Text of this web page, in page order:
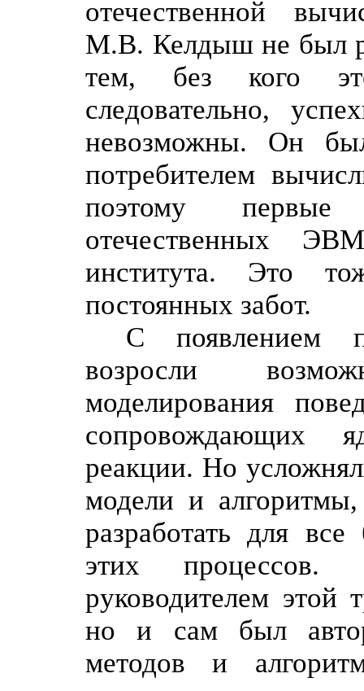
отечественной
М.В. Келдыш не был
тем, без кого
следовательно,
невозможны. Он
потребителем
поэтому первые
отечественных
института. Это
постоянных забот.
С появлением
возросли
моделирования
сопровождающих
реакции. Но
модели и
разработать для все
этих
руководителем этой
но и сам был
методов и